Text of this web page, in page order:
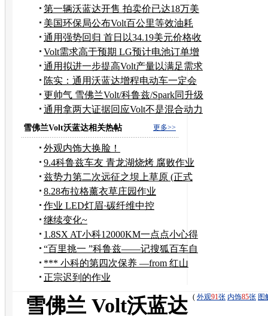
第一辆沃蓝达开售 拍卖价已达18万美
元
美国环保局公布Volt百公里等效油耗
2.5升
通用强势回归 首日以34.19美元价格收
盘
Volt需求高于预期 LG预计电池订单增
长
通用拟进一步提高Volt产量以满足需求
陈实：通用沃蓝达增程电动车一定会
国产
更帅气 雪佛兰Volt/科鲁兹/Spark同升级
通用拿两大证据回应Volt不是混合动力
车
更多>>
雪佛兰Volt沃蓝达相关热帖
外观内饰大换脸！
9.4科鲁兹车友 青龙湖烧烤 腐败作业
兹势力第二次远征之坝上草原 (正式
版）
8.28布拉格薰衣草庄园作业
作业 LED灯眉·碳纤维中控
继续变化~
1.8SX AT小科12000KM一点点小心得
“百里挑一 ”科鲁兹——记搜狐百车自
驾游邯郸
*** 小科的第四次保养 —from 红山
***
正宗迟到的作业
( 外观91张 内饰85张 图
雪佛兰 Volt沃蓝达